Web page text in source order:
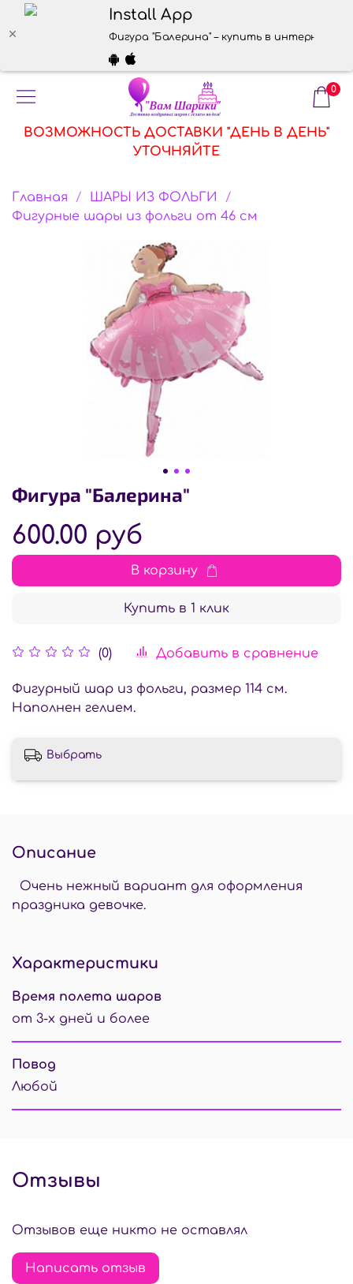
Install App
Фигура "Балерина" – купить в интернет-
0
ВОЗМОЖНОСТЬ ДОСТАВКИ "ДЕНЬ В ДЕНЬ"
УТОЧНЯЙТЕ
Главная
ШАРЫ ИЗ ФОЛЬГИ
Фигурные шары из фольги от 46 см
Фигура "Балерина"
(0) Добавить в сравнение
600.00 руб
В корзину
Купить в 1 клик
Фигурный шар из фольги, размер 114 см.
Наполнен гелием.
Выбрать
Описание
Очень нежный вариант для оформления
праздника девочке.
Характеристики
Время полета шаров
от 3-х дней и более
Повод
Любой
Отзывы
Отзывов еще никто не оставлял
Написать отзыв